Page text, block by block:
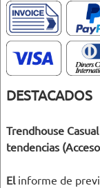
DESTACADOS
Trendhouse
tendencias
El informe de